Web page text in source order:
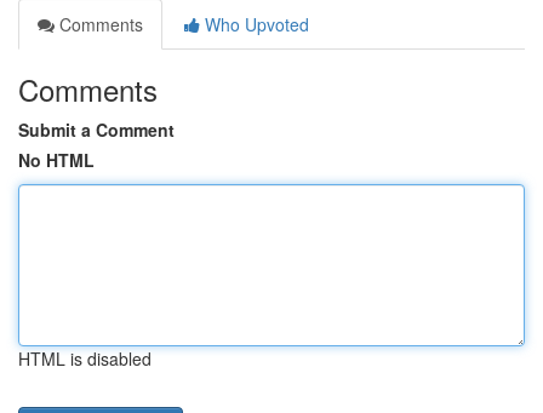
Comments
Who Upvoted
Comments
Submit a Comment
No HTML
HTML is disabled